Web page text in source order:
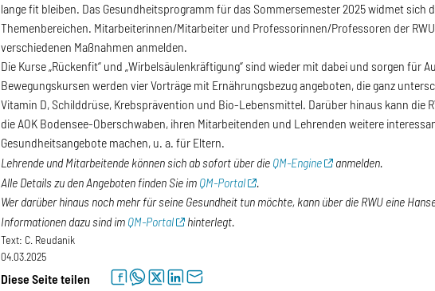
lange fit bleiben. Das Gesundheitsprogramm für das Sommersemester 2025 widmet sich
Themenbereichen. Mitarbeiterinnen/Mitarbeiter und Professorinnen/Professoren der
verschiedenen Maßnahmen anmelden.
Die Kurse „Rückenfit“ und „Wirbelsäulenkräftigung“ sind wieder mit dabei und sorgen für
Bewegungskursen werden vier Vorträge mit Ernährungsbezug angeboten, die ganz
Vitamin D, Schilddrüse, Krebsprävention und Bio-Lebensmittel. Darüber hinaus kann die
die AOK Bodensee-Oberschwaben, ihren Mitarbeitenden und Lehrenden weitere
Gesundheitsangebote machen, u. a. für Eltern.
Lehrende und Mitarbeitende können sich ab sofort über die QM-Engine
anmelden.
Alle Details zu den Angeboten finden Sie im QM-Portal
.
Wer darüber hinaus noch mehr für seine Gesundheit tun möchte, kann über die RWU eine
Informationen dazu sind im QM-Portal hinterlegt.
Text: C. Reudanik
04.03.2025
Diese Seite teilen facebookwhatsapptwitterlinkedinletter